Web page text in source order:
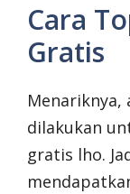
Cara
Gratis
Menariknya,
dilakukan
gratis lho.